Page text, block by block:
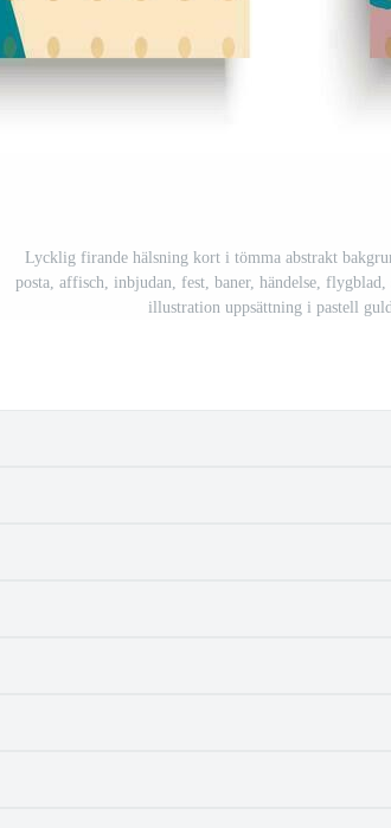
Lycklig firande hälsning kort i tömma abstrakt
posta, affisch, inbjudan, fest, baner, händelse,
illustration uppsättning i pastell